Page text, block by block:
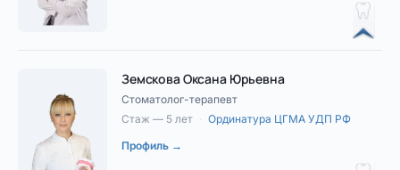
Земскова Оксана Юрьевна
Стоматолог-терапевт
Стаж — 5 лет · Ординатура ЦГМА УДП РФ
Профиль →